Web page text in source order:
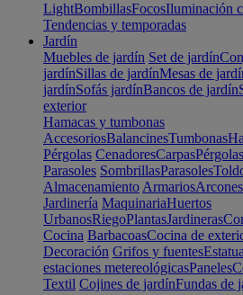
LightBombillasFocosIluminación
Tendencias y temporadas
Jardín
Muebles de jardín Set de jardín
jardínSillas de jardínMesas de
jardínSofás jardínBancos de jardín
exterior
Hamacas y tumbonas
AccesoriosBalancinesTumbonas
Pérgolas CenadoresCarpasPérgolas
Parasoles SombrillasParasoles
Almacenamiento ArmariosArcones
Jardinería MaquinariaHuertos
UrbanosRiegoPlantasJardineras
Cocina BarbacoasCocina de
Decoración Grifos y fuentes
estaciones metereológicasPaneles
Textil Cojines de jardínFundas de